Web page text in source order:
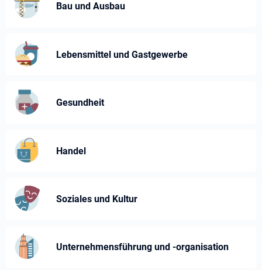
Bau und Ausbau
Lebensmittel und Gastgewerbe
Gesundheit
Handel
Soziales und Kultur
Unternehmensführung und -⁠organisation